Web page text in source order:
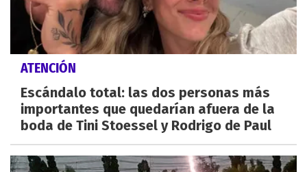
ATENCIÓN
Escándalo total: las dos personas más
importantes que quedarían afuera de la
boda de Tini Stoessel y Rodrigo de Paul